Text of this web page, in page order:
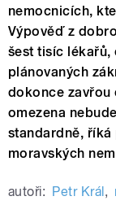
nemocnicích,
Výpověď z
šest tisíc lékařů,
plánovaných
dokonce zavřou
omezena
standardně, říká
moravských
autoři: Petr Král,